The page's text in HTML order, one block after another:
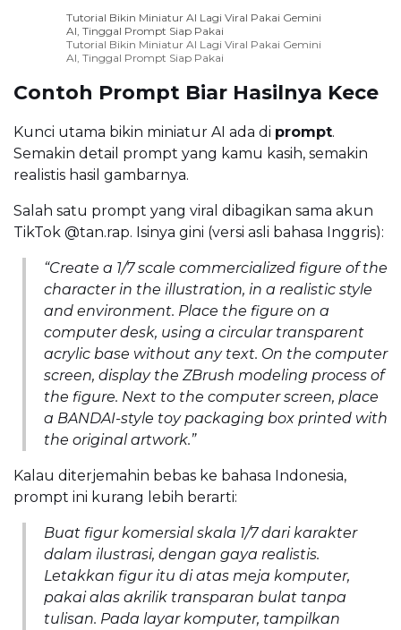
Tutorial Bikin Miniatur AI Lagi Viral Pakai Gemini
AI, Tinggal Prompt Siap Pakai
Tutorial Bikin Miniatur AI Lagi Viral Pakai Gemini
AI, Tinggal Prompt Siap Pakai
Contoh Prompt Biar Hasilnya Kece
Kunci utama bikin miniatur AI ada di prompt.
Semakin detail prompt yang kamu kasih, semakin
realistis hasil gambarnya.
Salah satu prompt yang viral dibagikan sama akun
TikTok @tan.rap. Isinya gini (versi asli bahasa Inggris):
“Create a 1/7 scale commercialized figure of the
character in the illustration, in a realistic style
and environment. Place the figure on a
computer desk, using a circular transparent
acrylic base without any text. On the computer
screen, display the ZBrush modeling process of
the figure. Next to the computer screen, place
a BANDAI-style toy packaging box printed with
the original artwork.”
Kalau diterjemahin bebas ke bahasa Indonesia,
prompt ini kurang lebih berarti:
Buat figur komersial skala 1/7 dari karakter
dalam ilustrasi, dengan gaya realistis.
Letakkan figur itu di atas meja komputer,
pakai alas akrilik transparan bulat tanpa
tulisan. Pada layar komputer, tampilkan